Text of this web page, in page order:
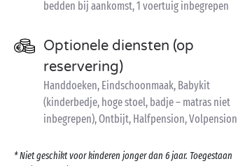
bedden bij aankomst, 1 voertuig inbegrepen
Optionele diensten (op
reservering)
Handdoeken, Eindschoonmaak, Babykit
(kinderbedje, hoge stoel, badje – matras niet
inbegrepen), Ontbijt, Halfpension, Volpension
* Niet geschikt voor kinderen jonger dan 6 jaar. Toegestaan